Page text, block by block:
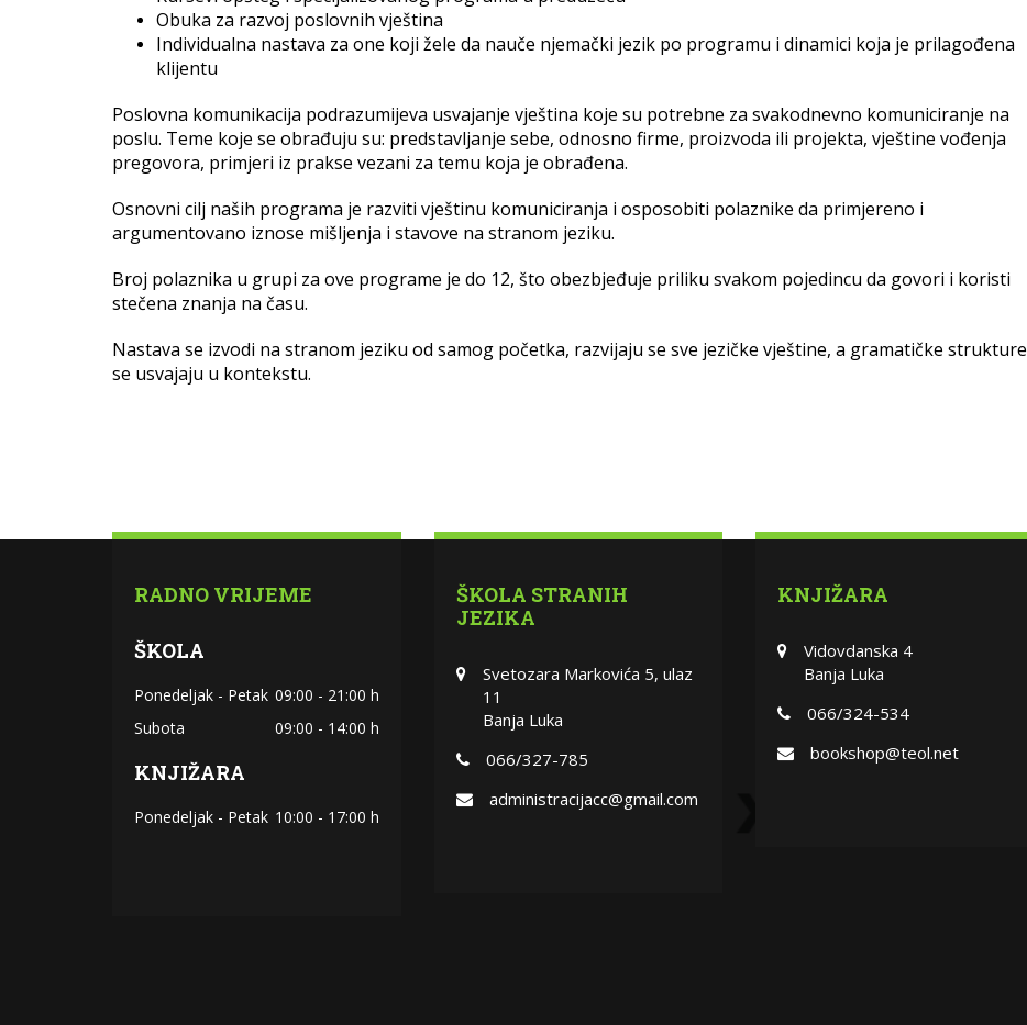
Obuka za razvoj poslovnih vještina
Individualna nastava za one koji žele da nauče njemački jezik po programu i dinamici koja je prilagođena
klijentu
Poslovna komunikacija podrazumijeva usvajanje vještina koje su potrebne za svakodnevno komuniciranje na
poslu. Teme koje se obrađuju su: predstavljanje sebe, odnosno firme, proizvoda ili projekta, vještine vođenja
pregovora, primjeri iz prakse vezani za temu koja je obrađena.
Osnovni cilj naših programa je razviti vještinu komuniciranja i osposobiti polaznike da primjereno i
argumentovano iznose mišljenja i stavove na stranom jeziku.
Broj polaznika u grupi za ove programe je do 12, što obezbjeđuje priliku svakom pojedincu da govori i koristi
stečena znanja na času.
Nastava se izvodi na stranom jeziku od samog početka, razvijaju se sve jezičke vještine, a gramatičke strukture
se usvajaju u kontekstu.
RADNO VRIJEME
ŠKOLA
Ponedeljak - Petak 09:00 - 21:00 h
Subota
09:00 - 14:00 h
KNJIŽARA
Ponedeljak - Petak 10:00 - 17:00 h
ŠKOLA STRANIH
JEZIKA
Svetozara Markovića 5, ulaz
11
Banja Luka
066/327-785
administracijacc@gmail.com
KNJIŽARA
Vidovdanska 4
Banja Luka
066/324-534
bookshop@teol.net